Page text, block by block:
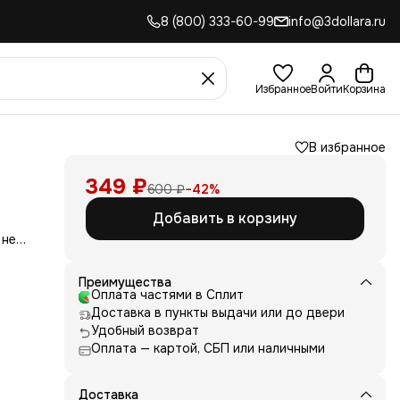
8 (800) 333-60-99 info@3dollara.ru
ИзбранноеВойтиКорзина
В избранное
349 ₽600 ₽−42%
Добавить в корзину
Преимущества
Оплата частями в Сплит
Доставка в пункты выдачи или до двери
Удобный возврат
Оплата — картой, СБП или наличными
Доставка